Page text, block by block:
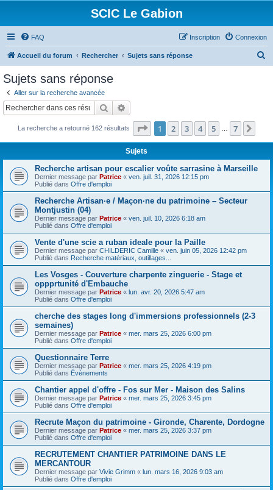
SCIC Le Gabion
FAQ Connexion
Inscription
Accueil du forum Rechercher Sujets sans réponse
c
Sujets sans réponse
Aller sur la recherche avancée
Rechercher
La recherche a retourné 162 résultats Page 1sur7
1 2 3 4 5 7
Sujets
Recherche artisan pour escalier voûte sarrasine à Marseille
Dernier message par Patrice « ven. juil. 31, 2026 12:15 pm
Publié dans Offre d'emploi
Recherche Artisan·e / Maçon·ne du patrimoine – Secteur
Montjustin (04)
Dernier message par Patrice « ven. juil. 10, 2026 6:18 am
Publié dans Offre d'emploi
Vente d'une scie a ruban ideale pour la Paille
Dernier message par CHILDERIC Camille « ven. juin 05, 2026 12:42 pm
Publié dans Recherche matériaux, outillages...
Les Vosges - Couverture charpente zinguerie - Stage et
oppprtunité d'Embauche
Dernier message par Patrice « lun. avr. 20, 2026 5:47 am
Publié dans Offre d'emploi
cherche des stages long d'immersions professionnels (2-3
semaines)
Dernier message par Patrice « mer. mars 25, 2026 6:00 pm
Publié dans Offre d'emploi
Questionnaire Terre
Dernier message par Patrice « mer. mars 25, 2026 4:19 pm
Publié dans Évènements
Chantier appel d'offre - Fos sur Mer - Maison des Salins
Dernier message par Patrice « mer. mars 25, 2026 3:45 pm
Publié dans Offre d'emploi
Recrute Maçon du patrimoine - Gironde, Charente, Dordogne
Dernier message par Patrice « mer. mars 25, 2026 3:37 pm
Publié dans Offre d'emploi
RECRUTEMENT CHANTIER PATRIMOINE DANS LE
MERCANTOUR
Dernier message par Vivie Grimm « lun. mars 16, 2026 9:03 am
Publié dans Offre d'emploi